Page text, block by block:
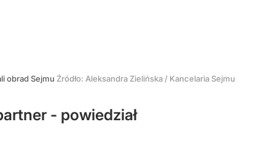
obrad Sejmu Źródło: Aleksandra Zielińska / Kancelaria Sejmu
- powiedział